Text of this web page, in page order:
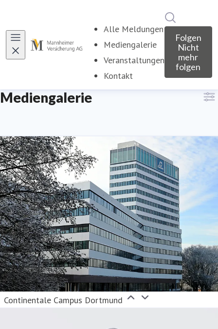
Alle Meldungen
Mediengalerie(current)
Veranstaltungen
Kontakt
Folgen
Nicht
mehr
folgen
Mediengalerie
Continentale Campus Dortmund